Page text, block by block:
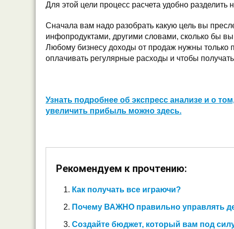
Для этой цели процесс расчета удобно разделить
Сначала вам надо разобрать какую цель вы
инфопродуктами, другими словами, сколько бы вы
Любому бизнесу доходы от продаж нужны только
оплачивать регулярные расходы и чтобы
Узнать подробнее об экспресс анализе и о
увеличить прибыль можно здесь.
Рекомендуем к прочтению:
Как получать все играючи?
Почему ВАЖНО правильно управлять
Создайте бюджет, который вам под